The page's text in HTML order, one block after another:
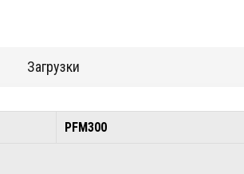
Загрузки
PFM300